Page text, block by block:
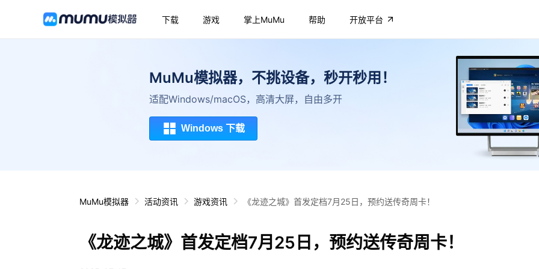
下载 游戏 掌上MuMu 帮助 开放平台
MuMu模拟器，不挑设备，秒开秒用！
适配Windows/macOS，高清大屏，自由多开
Windows 下载
MuMu模拟器 活动资讯 游戏资讯 《龙迹之城》首发定档7月25日，预约送传奇周卡！
《龙迹之城》首发定档7月25日，预约送传奇周卡！